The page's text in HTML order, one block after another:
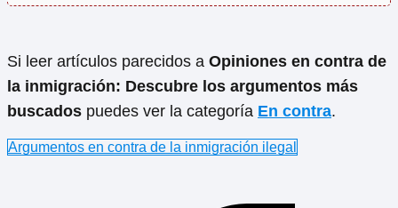
Si leer artículos parecidos a Opiniones en contra de
la inmigración: Descubre los argumentos más
buscados puedes ver la categoría En contra.
Argumentos en contra de la inmigración ilegal